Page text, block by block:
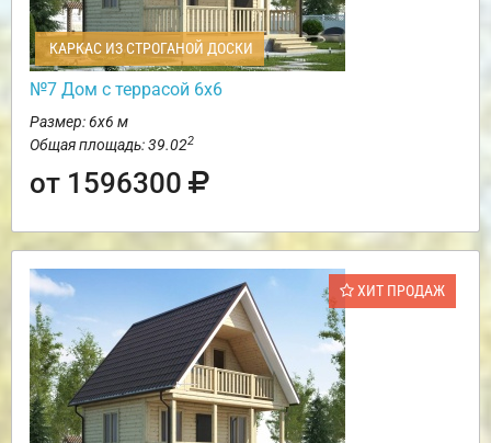
КАРКАС ИЗ СТРОГАНОЙ ДОСКИ
№7 Дом с террасой 6х6
Размер: 6х6 м
Общая площадь: 39.022
от 1596300
ХИТ ПРОДАЖ